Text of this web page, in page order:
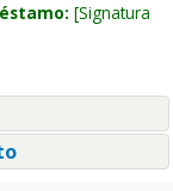
Signatura